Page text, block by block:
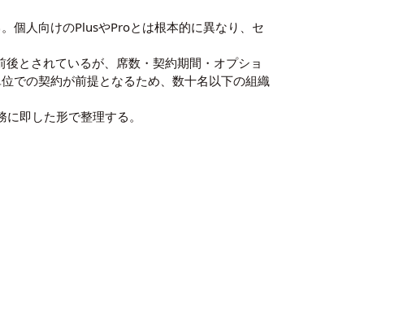
個人向けのPlusやProとは根本的に異なり、セ
とされているが、席数・契約期間・オプショ
での契約が前提となるため、数十名以下の組織
即した形で整理する。